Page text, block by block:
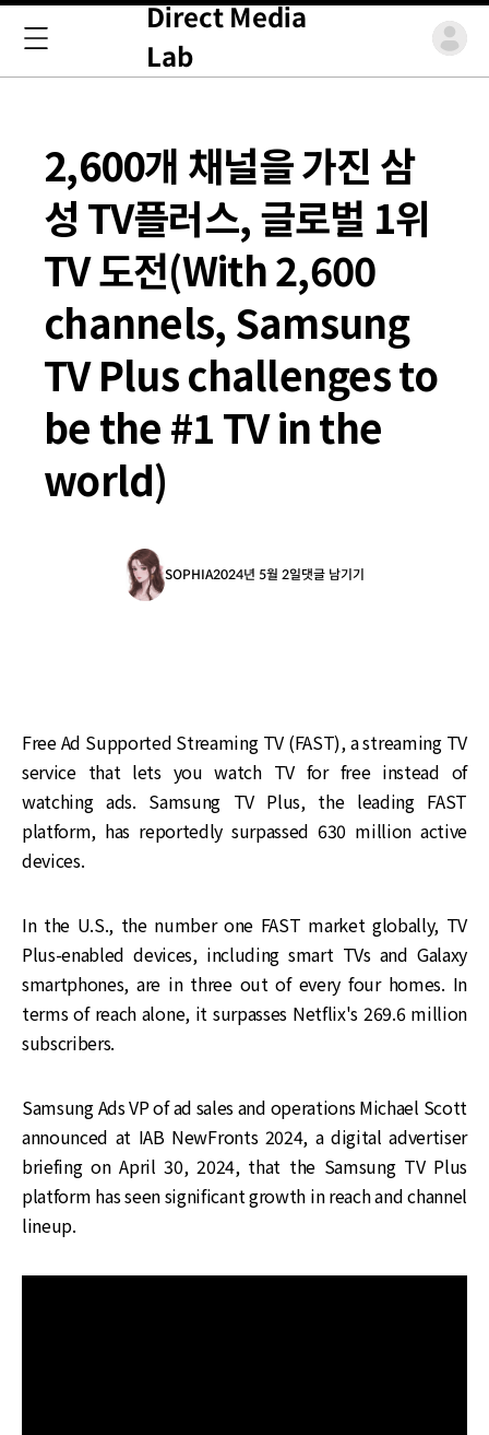
Direct Media
Lab
2,600개 채널을 가진 삼
성 TV플러스, 글로벌 1위
TV 도전(With 2,600
channels, Samsung
TV Plus challenges to
be the #1 TV in the
world)
SOPHIA2024년 5월 2일댓글 남기기
Free Ad Supported Streaming TV (FAST), a streaming TV
service that lets you watch TV for free instead of
watching ads. Samsung TV Plus, the leading FAST
platform, has reportedly surpassed 630 million active
devices.
In the U.S., the number one FAST market globally, TV
Plus-enabled devices, including smart TVs and Galaxy
smartphones, are in three out of every four homes. In
terms of reach alone, it surpasses Netflix's 269.6 million
subscribers.
Samsung Ads VP of ad sales and operations Michael Scott
announced at IAB NewFronts 2024, a digital advertiser
briefing on April 30, 2024, that the Samsung TV Plus
platform has seen significant growth in reach and channel
lineup.